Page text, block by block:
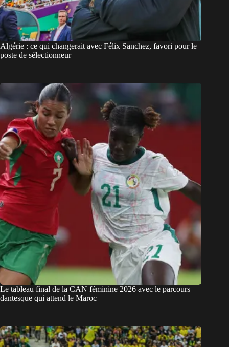
Algérie : ce qui changerait avec Félix Sanchez, favori pour le
poste de sélectionneur
Le tableau final de la CAN féminine 2026 avec le parcours
dantesque qui attend le Maroc